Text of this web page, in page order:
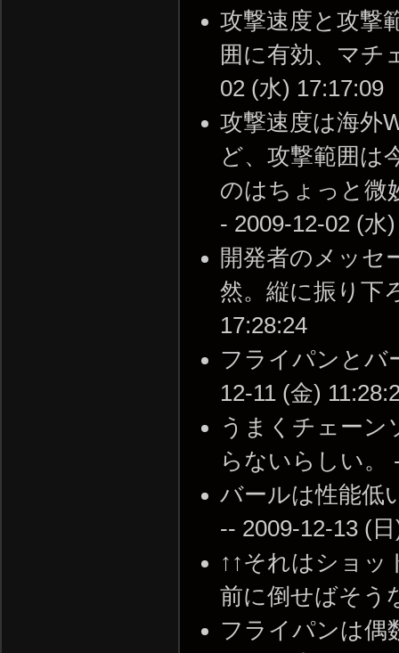
攻撃速度と攻撃
囲に有効、マチ
02 (水) 17:17:09
攻撃速度は海外
ど、攻撃範囲は
のはちょっと微
- 2009-12-02 (水
開発者のメッセ
然。縦に振り下
17:28:24
フライパンとバ
12-11 (金)
うまくチェーン
らないらしい。
バールは性能低
-- 2009-12-13 (
↑↑それはショ
前に倒せばそう
フライパンは偶